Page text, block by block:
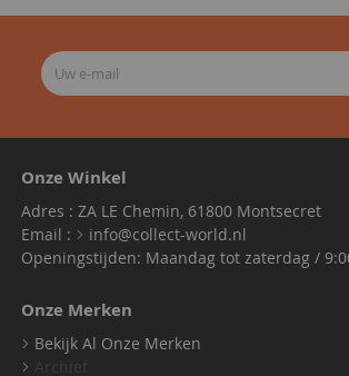
Onze Winkel
Adres : ZA LE Chemin, 61800 Montsecret
Email :
info@collect-world.nl
Openingstijden: Maandag tot zaterdag /
Onze Merken
Bekijk Al Onze Merken